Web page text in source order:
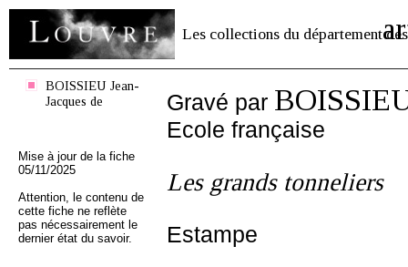
Les collections du département des
BOISSIEU Jean-
Jacques de
Mise à jour de la fiche
05/11/2025
Attention, le contenu de
cette fiche ne reflète
pas nécessairement le
dernier état du savoir.
Gravé par
Ecole française
Les grands tonneliers
Estampe